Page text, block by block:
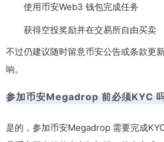
使用币安Web3 钱包完成任务
获得空投奖励并在交易所自由买卖
不过仍建议随时留意币安公告或条款更
响。
参加币安Megadrop 前必须KYC
是的，参加币安Megadrop 需要完成